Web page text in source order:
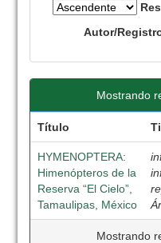
Autor/
Mostrando
Título
HYMENOPTERA:
Himenópteros de la
Reserva “El Cielo”,
Tamaulipas, México
Mostrando